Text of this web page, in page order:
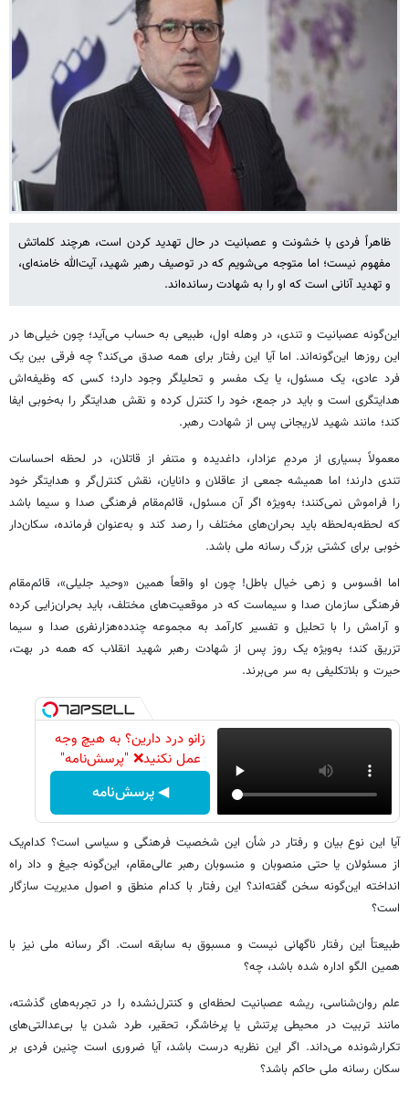
ظاهراً فردی با خشونت و عصبانیت در حال تهدید کردن است، هرچند کلماتش
مفهوم نیست؛ اما متوجه می‌شویم که در توصیف رهبر شهید، آیت‌الله خامنه‌ای،
و تهدید آنانی است که او را به شهادت رسانده‌اند.
این‌گونه عصبانیت و تندی، در وهله اول، طبیعی به حساب می‌آید؛ چون خیلی‌ها در
این روزها این‌گونه‌اند. اما آیا این رفتار برای همه صدق می‌کند؟ چه فرقی بین یک
فرد عادی، یک مسئول، یا یک مفسر و تحلیلگر وجود دارد؛ کسی که وظیفه‌اش
هدایتگری است و باید در جمع، خود را کنترل کرده و نقش هدایتگر را به‌خوبی ایفا
کند؛ مانند شهید لاریجانی پس از شهادت رهبر.
معمولاً بسیاری از مردمِ عزادار، داغدیده و متنفر از قاتلان، در لحظه احساسات
تندی دارند؛ اما همیشه جمعی از عاقلان و دانایان، نقش کنترل‌گر و هدایتگر خود
را فراموش نمی‌کنند؛ به‌ویژه اگر آن مسئول، قائم‌مقام فرهنگی صدا و سیما باشد
که لحظه‌به‌لحظه باید بحران‌های مختلف را رصد کند و به‌عنوان فرمانده، سکان‌دار
خوبی برای کشتی بزرگ رسانه ملی باشد.
اما افسوس و زهی خیال باطل! چون او واقعاً همین «وحید جلیلی»، قائم‌مقام
فرهنگی سازمان صدا و سیماست که در موقعیت‌های مختلف، باید بحران‌زایی کرده
و آرامش را با تحلیل و تفسیر کارآمد به مجموعه چندده‌هزارنفری صدا و سیما
تزریق کند؛ به‌ویژه یک روز پس از شهادت رهبر شهید انقلاب که همه در بهت،
حیرت و بلاتکلیفی به سر می‌برند.
زانو درد دارین؟ به هیچ وجه
عمل نکنید❌ "پرسش‌نامه"
◀ پرسش‌نامه
آیا این نوع بیان و رفتار در شأن این شخصیت فرهنگی و سیاسی است؟ کدام‌یک
از مسئولان یا حتی منصوبان و منسوبان رهبر عالی‌مقام، این‌گونه جیغ و داد راه
انداخته این‌گونه سخن گفته‌اند؟ این رفتار با کدام منطق و اصول مدیریت سازگار
است؟
طبیعتاً این رفتار ناگهانی نیست و مسبوق به سابقه است. اگر رسانه ملی نیز با
همین الگو اداره شده باشد، چه؟
علم روان‌شناسی، ریشه عصبانیت لحظه‌ای و کنترل‌نشده را در تجربه‌های گذشته،
مانند تربیت در محیطی پرتنش یا پرخاشگر، تحقیر، طرد شدن یا بی‌عدالتی‌های
تکرارشونده می‌داند. اگر این نظریه درست باشد، آیا ضروری است چنین فردی بر
سکان رسانه ملی حاکم باشد؟